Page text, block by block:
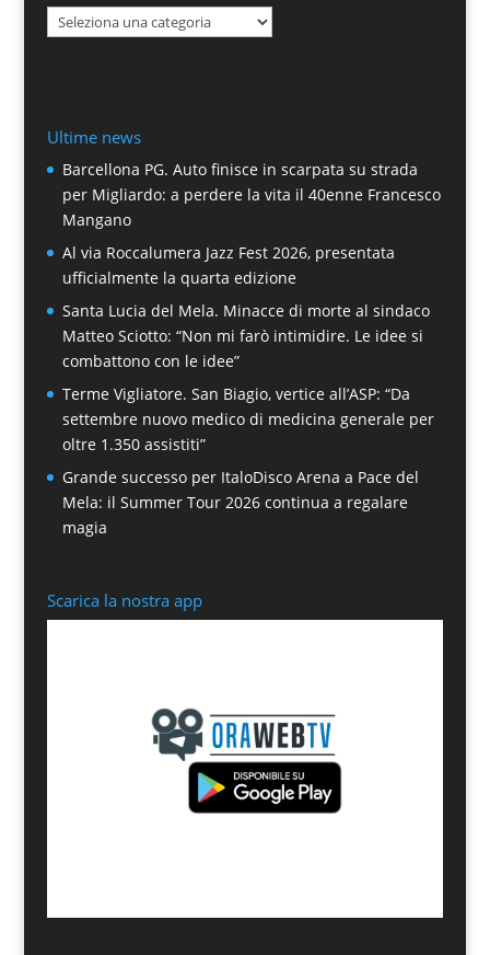
Categorie
Ultime news
Barcellona PG. Auto finisce in scarpata su strada
per Migliardo: a perdere la vita il 40enne Francesco
Mangano
Al via Roccalumera Jazz Fest 2026, presentata
ufficialmente la quarta edizione
Santa Lucia del Mela. Minacce di morte al sindaco
Matteo Sciotto: “Non mi farò intimidire. Le idee si
combattono con le idee”
Terme Vigliatore. San Biagio, vertice all’ASP: “Da
settembre nuovo medico di medicina generale per
oltre 1.350 assistiti”
Grande successo per ItaloDisco Arena a Pace del
Mela: il Summer Tour 2026 continua a regalare
magia
Scarica la nostra app